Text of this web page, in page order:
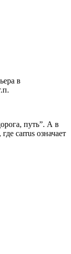
в
путь”. А в
где carrus означает